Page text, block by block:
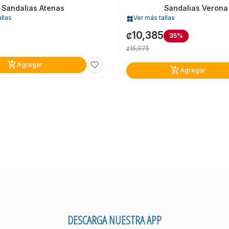
Sandalias Atenas
add_shopping_cartAgregar favorite_border
Sandalias Verona
widgetsVer más tallas
₡10,385 35%
₡15,975
add_shopping_cartAgregar
DESCARGA NUESTRA APP